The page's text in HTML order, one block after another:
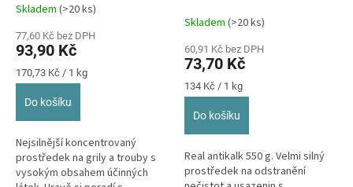
Průměrné
produktu
je
5,0
z
Skladem (>20 ks)
77,60 Kč bez DPH
93,90 Kč
Měrná
cena:
170,73 Kč / 1 kg
Do košíku
Nejsilnější koncentrovaný
prostředek na grily a trouby s
vysokým obsahem účinných
Skladem (>20 ks)
60,91 Kč bez DPH
73,70 Kč
Měrná
cena:
134 Kč / 1 kg
Do košíku
Real antikalk 550 g. Velmi silný
prostředek na odstranění